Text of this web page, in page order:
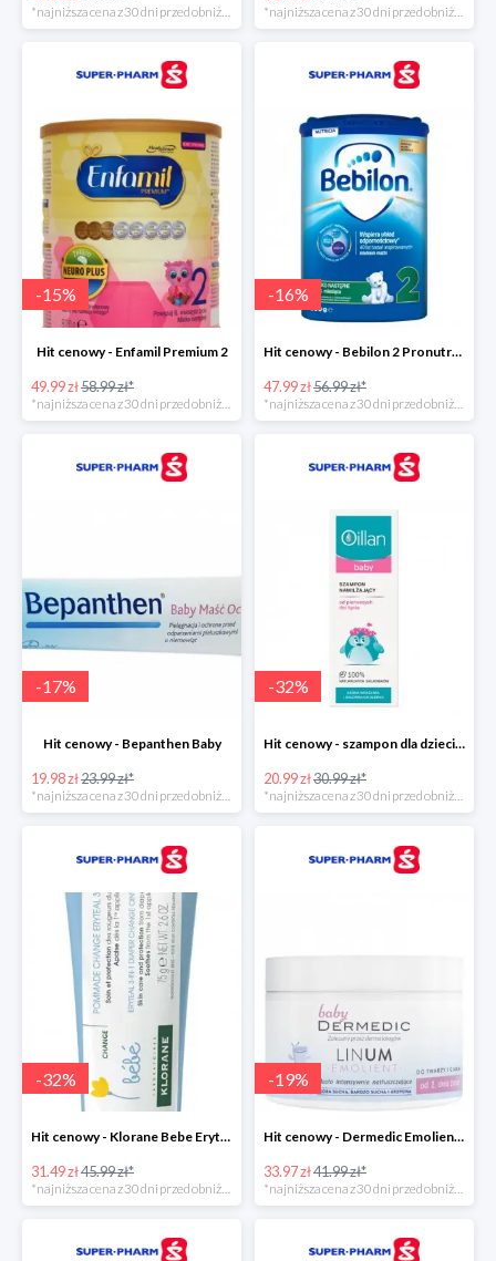
-15%
Hit cenowy - Enfamil Premium 2
49.99 zł58.99 zł*
-16%
Hit cenowy - Bebilon 2 Pronutra-Advance
47.99 zł56.99 zł*
-17%
Hit cenowy - Bepanthen Baby
19.98 zł23.99 zł*
*najniższa cena z 30 dni przed obniżką
-32%
Hit cenowy - szampon dla dzieci Oillan Baby
20.99 zł30.99 zł*
*najniższa cena z 30 dni przed obniżką
-32%
Hit cenowy - Klorane Bebe Eryteal 3w1
31.49 zł45.99 zł*
-19%
Hit cenowy - Dermedic Emolient Baby Linum
33.97 zł41.99 zł*